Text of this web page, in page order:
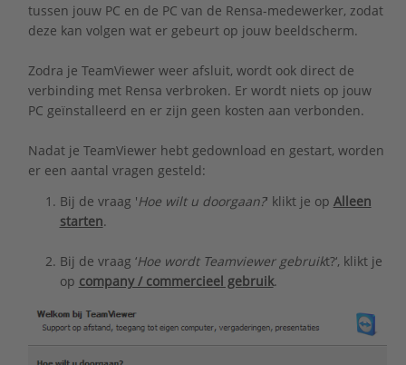
tussen jouw PC en de PC van de Rensa-medewerker, zodat
deze kan volgen wat er gebeurt op jouw beeldscherm.
Zodra je TeamViewer weer afsluit, wordt ook direct de
verbinding met Rensa verbroken. Er wordt niets op jouw
PC geïnstalleerd en er zijn geen kosten aan verbonden.
Nadat je TeamViewer hebt gedownload en gestart, worden
er een aantal vragen gesteld:
Bij de vraag 'Hoe wilt u doorgaan?' klikt je op Alleen
starten.
Bij de vraag ‘Hoe wordt Teamviewer gebruikt?‘, klikt je
op company / commercieel gebruik.